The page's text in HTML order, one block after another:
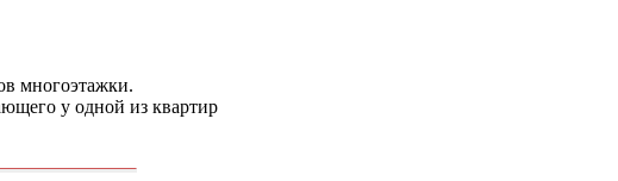
многоэтажки.
у одной из квартир